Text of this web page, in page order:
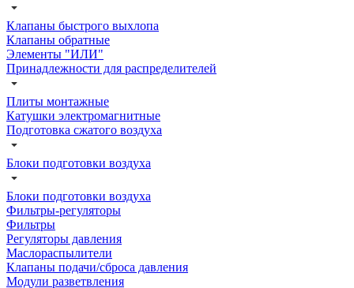
Клапаны быстрого выхлопа
Клапаны обратные
Элементы "ИЛИ"
Принадлежности для распределителей
Плиты монтажные
Катушки электромагнитные
Подготовка сжатого воздуха
Блоки подготовки воздуха
Блоки подготовки воздуха
Фильтры-регуляторы
Фильтры
Регуляторы давления
Маслораспылители
Клапаны подачи/сброса давления
Модули разветвления